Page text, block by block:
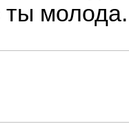
ты молода.